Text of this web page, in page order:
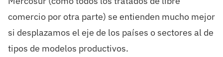
comercio por otra parte) se entienden mucho mejor
si desplazamos el eje de los países o sectores al de
tipos de modelos productivos.